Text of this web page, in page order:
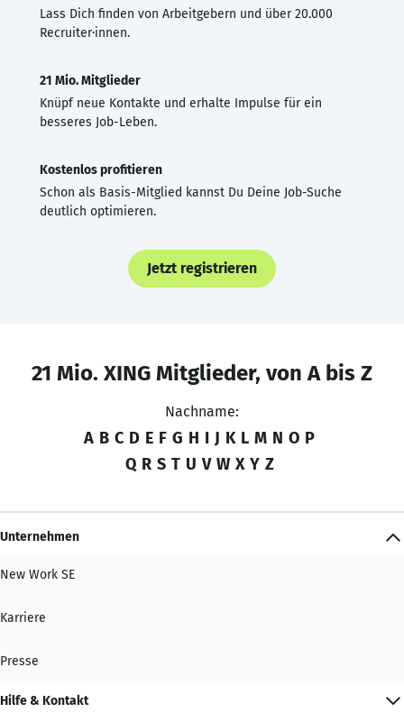
Lass Dich finden von Arbeitgebern und über 20.000
Recruiter·innen.
21 Mio. Mitglieder
Knüpf neue Kontakte und erhalte Impulse für ein
besseres Job-Leben.
Kostenlos profitieren
Schon als Basis-Mitglied kannst Du Deine Job-Suche
deutlich optimieren.
Jetzt registrieren
21 Mio. XING Mitglieder, von A bis Z
Nachname:
A B C D E F G H I J K L M N O P
Q R S T U V W X Y Z
Unternehmen
New Work SE
Karriere
Presse
Hilfe & Kontakt